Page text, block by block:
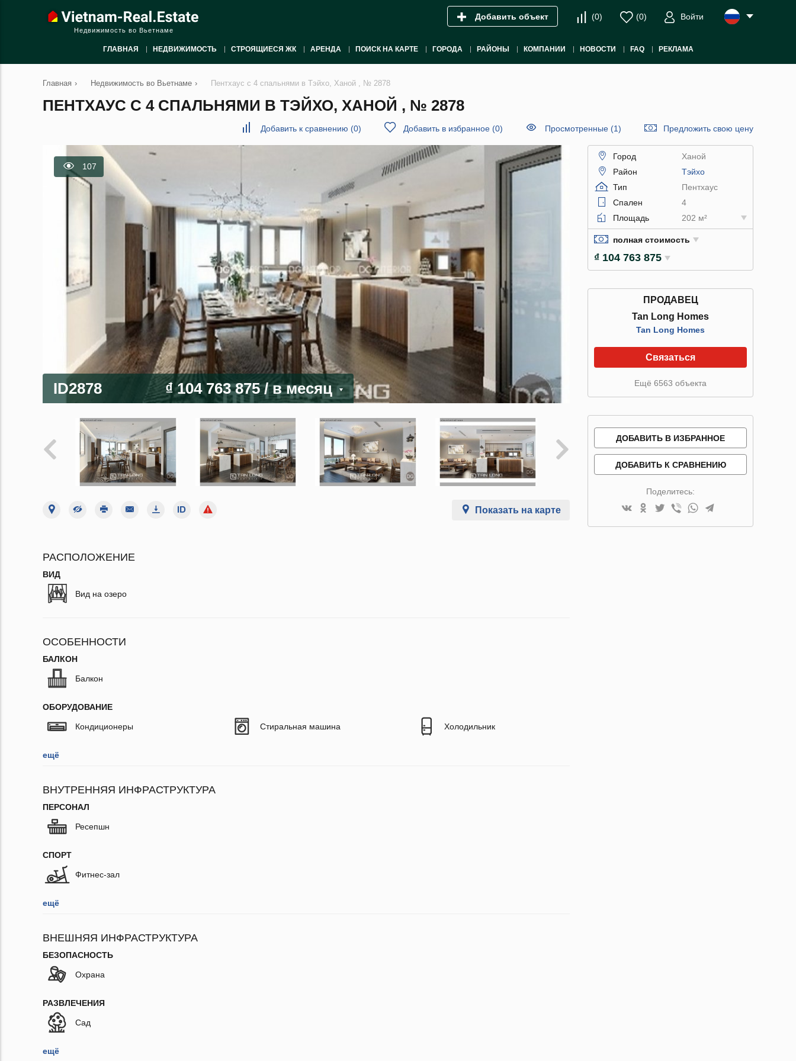
Недвижимость во Вьетнаме
Добавить объект (0) (0) Войти
ГЛАВНАЯ НЕДВИЖИМОСТЬ СТРОЯЩИЕСЯ ЖК АРЕНДА ПОИСК НА КАРТЕ ГОРОДА РАЙОНЫ КОМПАНИИ НОВОСТИ FAQ РЕКЛАМА
Главная › Недвижимость во Вьетнаме › Пентхаус с 4 спальнями в Тэйхо, Ханой , № 2878
ПЕНТХАУС С 4 СПАЛЬНЯМИ В ТЭЙХО, ХАНОЙ , № 2878
Добавить к сравнению (0) Добавить в избранное (0) Просмотренные (1) Предложить свою цену
107
ID2878 ₫ 104 763 875/ в месяц
Показать на карте
РАСПОЛОЖЕНИЕ
ВИД
Вид на озеро
ОСОБЕННОСТИ
БАЛКОН
Балкон
ОБОРУДОВАНИЕ
Кондиционеры Стиральная машина Холодильник
ещё
ВНУТРЕННЯЯ ИНФРАСТРУКТУРА
ПЕРСОНАЛ
Ресепшн
СПОРТ
Фитнес-зал
ещё
ВНЕШНЯЯ ИНФРАСТРУКТУРА
БЕЗОПАСНОСТЬ
Охрана
РАЗВЛЕЧЕНИЯ
Сад
ещё
Город
Ханой
Район
Тэйхо
Тип
Пентхаус
Спален
4
Площадь
202 м²
полная стоимость
₫ 104 763 875
ПРОДАВЕЦ
Tan Long Homes
Tan Long Homes
Связаться
Ещё 6563 объекта
ДОБАВИТЬ В ИЗБРАННОЕ
ДОБАВИТЬ К СРАВНЕНИЮ
Поделитесь: